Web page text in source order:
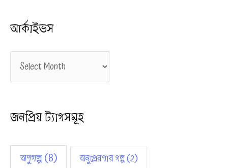
স
আর্কাইভস
র্কা
ভ
জনপ্রিয় ট্যাগসমূহ
অণুগল্প(8) অনুপ্রেরণার গল্প(2)